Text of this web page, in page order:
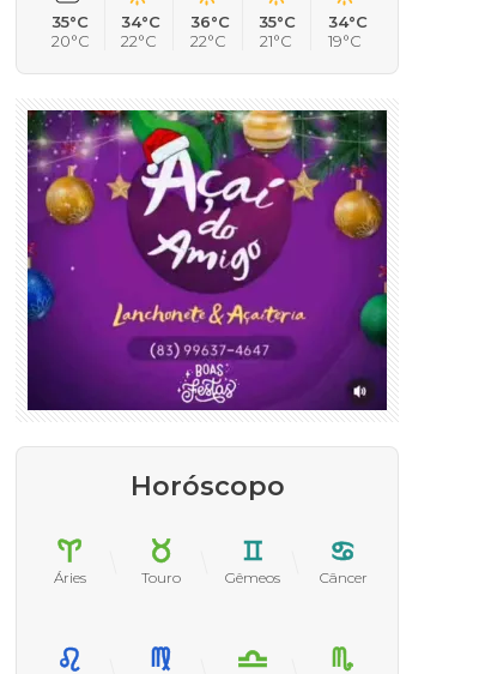
35°C
20°C
34°C
22°C
36°C
22°C
35°C
21°C
34°C
19°C
Horóscopo
Áries Touro Gêmeos Câncer